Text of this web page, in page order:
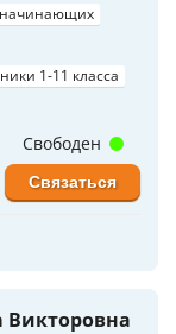
1-11 класса
Свободен
Связаться
Викторовна